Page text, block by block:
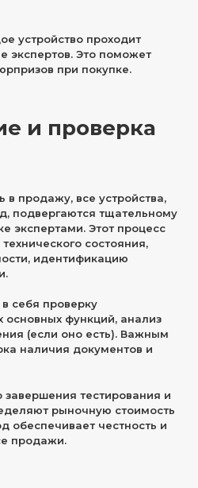
устройство проходит
экспертов. Это поможет
при покупке.
и проверка
в продажу, все устройства,
подвергаются тщательному
экспертами. Этот процесс
состояния,
идентификацию
себя проверку
основных функций, анализ
(если оно есть). Важным
наличия документов и
завершения тестирования и
рыночную стоимость
обеспечивает честность и
продажи.